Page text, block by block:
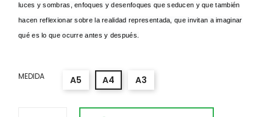
luces y sombras, enfoques y desenfoques que seducen y que también
hacen reflexionar sobre la realidad representada, que invitan a imaginar
qué es lo que ocurre antes y después.
MEDIDA A5 A4 A3